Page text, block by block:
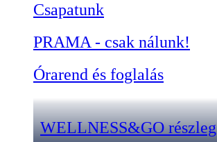
Csapatunk
PRAMA - csak nálunk!
Órarend és foglalás
WELLNESS&GO részleg